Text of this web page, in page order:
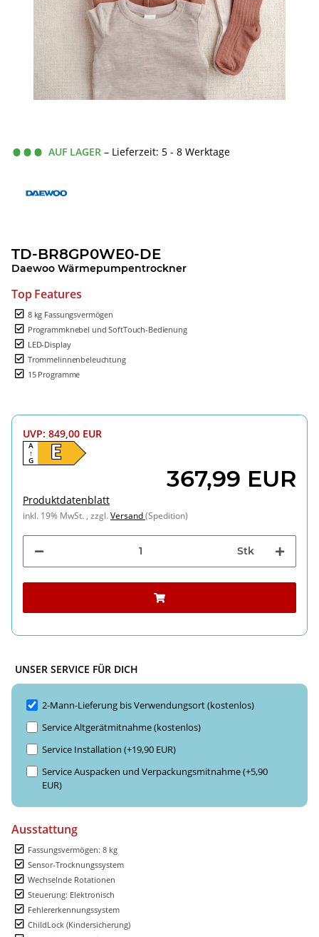
AUF LAGER – Lieferzeit: 5 - 8 Werktage
TD-BR8GP0WE0-DE
Daewoo Wärmepumpentrockner
Top Features
8 kg Fassungsvermögen
Programmknebel und SoftTouch-Bedienung
LED-Display
Trommelinnenbeleuchtung
15 Programme
UVP: 849,00 EUR
E
A
↑
G
367,99 EUR
Produktdatenblatt
inkl. 19% MwSt. , zzgl.Versand(Spedition)
Stk
UNSER SERVICE FÜR DICH
2-Mann-Lieferung bis Verwendungsort (kostenlos)
Service Altgerätmitnahme (kostenlos)
Service Installation (+19,90 EUR)
Service Auspacken und Verpackungsmitnahme (+5,90
EUR)
Ausstattung
Fassungsvermögen: 8 kg
Sensor-Trocknungssystem
Wechselnde Rotationen
Steuerung: Elektronisch
Fehlererkennungssystem
ChildLock (Kindersicherung)